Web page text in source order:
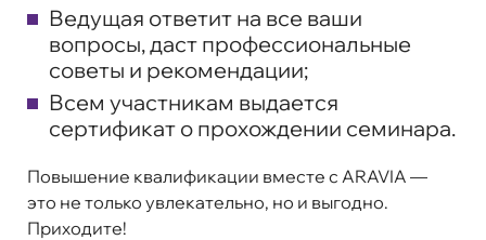
Ведущая ответит на все ваши
вопросы, даст профессиональные
советы и рекомендации;
Всем участникам выдается
сертификат о прохождении семинара.
Повышение квалификации вместе с ARAVIA —
это не только увлекательно, но и выгодно.
Приходите!